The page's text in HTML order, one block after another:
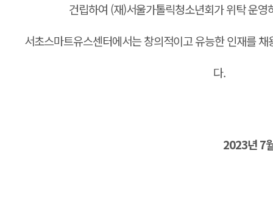
건립하여 (재)서울가톨릭청소년회가 위탁 운
서초스마트유스센터에서는 창의적이고 유능한 인재를
다.
2023년 7